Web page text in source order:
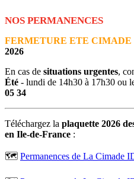
NOS PERMANENCES
FERMETURE ETE CIMADE
2026
En cas de situations urgentes,
Été - lundi de 14h30 à 17h30 ou
05 34
Téléchargez la plaquette 2026
en Ile-de-France :
🗺 Permanences de La Cimade